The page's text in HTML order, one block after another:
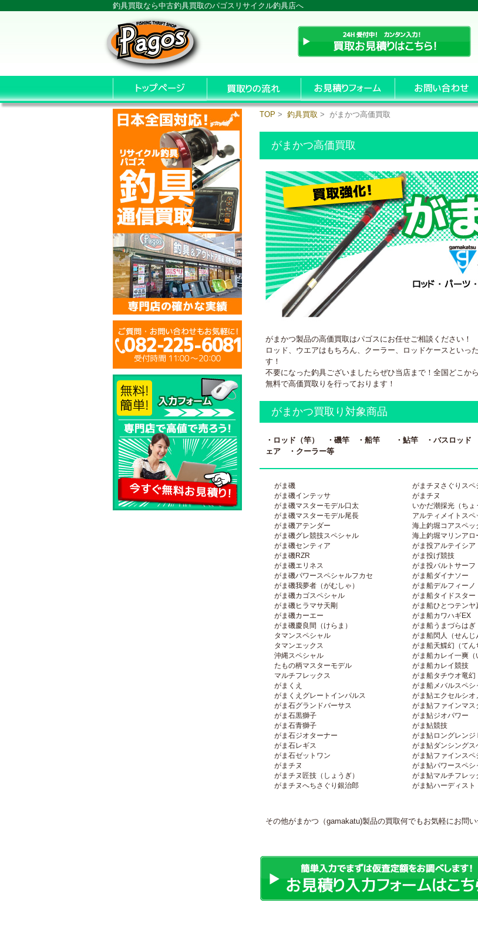
釣具買取なら中古釣具買取のパゴスリサイクル釣具店へ
TOP > 釣具買取 > がまかつ高価買取
がまかつ高価買取
がまかつ製品の高価買取はパゴスにお任せご相談ください！
ロッド、ウエアはもちろん、クーラー、ロッドケースといっ
す！
不要になった釣具ございましたらぜひ当店まで！全国どこか
無料で高価買取りを行っております！
がまかつ買取り対象商品
・ロッド（竿） ・磯竿 ・船竿 ・鮎竿 ・バスロッド
ェア ・クーラー等
がま磯
がま磯インテッサ
がま磯マスターモデル口太
がま磯マスターモデル尾長
がま磯アテンダー
がま磯グレ競技スペシャル
がま磯センティア
がま磯RZR
がま磯エリネス
がま磯パワースペシャルフカセ
がま磯我夢者（がむしゃ）
がま磯カゴスペシャル
がま磯ヒラマサ天剛
がま磯カーエー
がま磯慶良間（けらま）
タマンスペシャル
タマンエックス
沖縄スペシャル
たもの柄マスターモデル
マルチフレックス
がまくえ
がまくえグレートインパルス
がま石グランドバーサス
がま石黒獅子
がま石青獅子
がま石ジオターナー
がま石レギス
がま石ゼットワン
がまチヌ
がまチヌ匠技（しょうぎ）
がまチヌへちさぐり銀治郎
がまチヌさぐりスペ
がまチヌ
いかだ潮採光（ちょ
アルティメイトスペ
海上釣堀コアスペッ
海上釣堀マリンアロ
がま投アルテイシア
がま投げ競技
がま投バルトサーフ
がま船ダイナソー
がま船デルフィーノ
がま船タイドスター
がま船ひとつテンヤ
がま船カワハギEX
がま船うまづらはぎ
がま船閃人（せんじ
がま船天鰈幻（てん
がま船カレイ一爽（
がま船カレイ競技
がま船タチウオ竜幻
がま船メバルスペシ
がま鮎エクセルシオ
がま鮎ファインマ
がま鮎ジオパワー
がま鮎競技
がま鮎ロングレンジ
がま鮎ダンシングス
がま鮎ファインスペ
がま鮎パワースペシ
がま鮎マルチフレッ
がま鮎ハーディスト
その他がまかつ（gamakatu)製品の買取何でもお気軽にお問い